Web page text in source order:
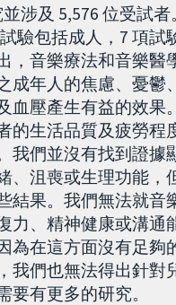
涉及 5,576 位受試者
驗包括成人，7 項試
，音樂療法和音樂醫
成年人的焦慮、憂鬱
血壓產生有益的效果
的生活品質及疲勞程
我們並沒有找到證據
、沮喪或生理功能，
結果。我們無法就音
力、精神健康或溝通
為在這方面沒有足夠
我們也無法得出針對
要有更多的研究。